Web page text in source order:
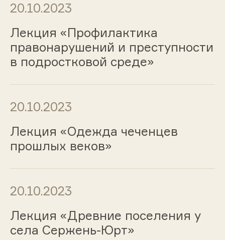
20.10.2023
Лекция «Профилактика
правонарушений и преступности
в подростковой среде»
20.10.2023
Лекция «Одежда чеченцев
прошлых веков»
20.10.2023
Лекция «Древние поселения у
села Сержень-Юрт»